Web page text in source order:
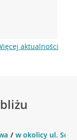
aktualności
w okolicy ul.